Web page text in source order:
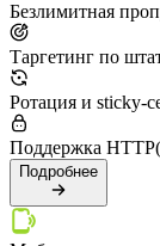
Безлимитная
Таргетинг по
Ротация и sticky-
Поддержка
Подробнее